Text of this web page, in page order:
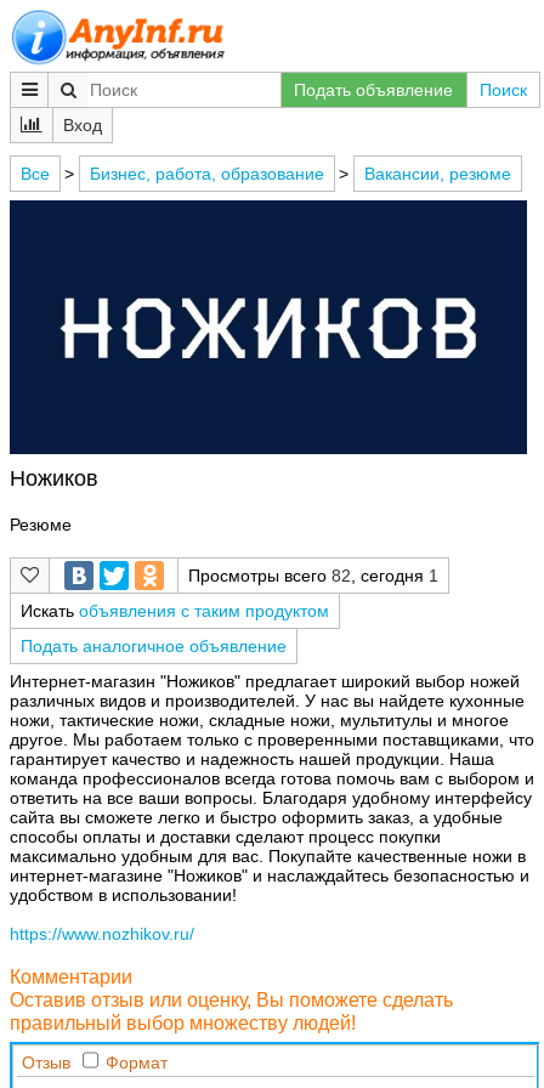
Подать объявление
Поиск
Вход
Все > Бизнес, работа, образование > Вакансии, резюме
Ножиков
Резюме
Просмотры всего 82 , сегодня 1
Искать объявления с таким продуктом
Подать аналогичное объявление
Интернет-магазин "Ножиков" предлагает широкий выбор ножей
различных видов и производителей. У нас вы найдете кухонные
ножи, тактические ножи, складные ножи, мультитулы и многое
другое. Мы работаем только с проверенными поставщиками, что
гарантирует качество и надежность нашей продукции. Наша
команда профессионалов всегда готова помочь вам с выбором и
ответить на все ваши вопросы. Благодаря удобному интерфейсу
сайта вы сможете легко и быстро оформить заказ, а удобные
способы оплаты и доставки сделают процесс покупки
максимально удобным для вас. Покупайте качественные ножи в
интернет-магазине "Ножиков" и наслаждайтесь безопасностью и
удобством в использовании!
https://www.nozhikov.ru/
Комментарии
Оставив отзыв или оценку, Вы поможете сделать
правильный выбор множеству людей!
Отзыв Формат